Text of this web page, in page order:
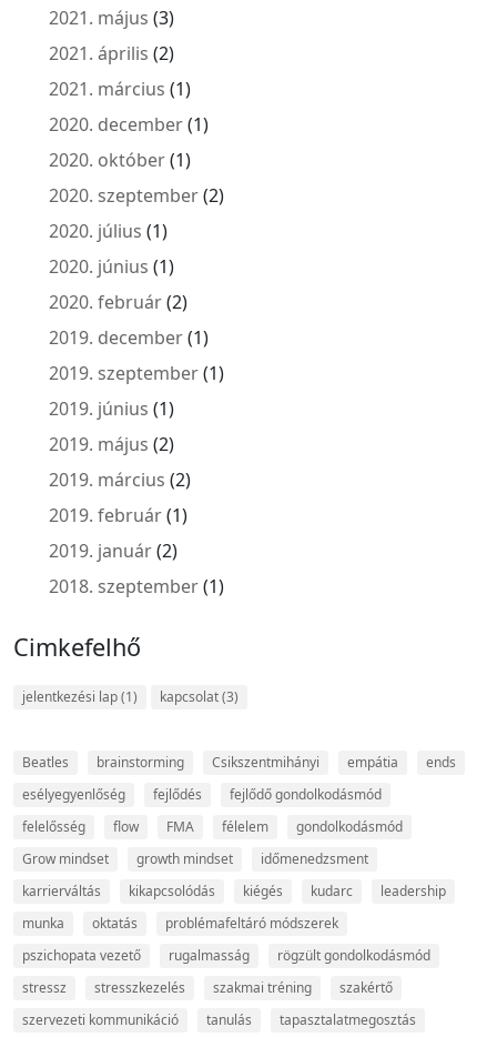
2021. május (3)
2021. április (2)
2021. március (1)
2020. december(1)
2020. október(1)
2020. szeptember(2)
2020. július (1)
2020. június (1)
2020. február(2)
2019. december(1)
2019. szeptember(1)
2019. június (1)
2019. május (2)
2019. március (2)
2019. február(1)
2019. január(2)
2018. szeptember(1)
Cimkefelhő
jelentkezési lap(1) kapcsolat(3)
Beatles brainstorming Csikszentmihányi empátia
ends
esélyegyenlőség
fejlődés
fejlődő gondolkodásmód
felelősség
flow FMA félelem
gondolkodásmód
Grow mindset
growth mindset
időmenedzsment
karrierváltás
kikapcsolódás kiégés kudarc
leadership
munka
oktatás
problémafeltáró módszerek
pszichopata vezető
rugalmasság
rögzült gondolkodásmód
stressz
stresszkezelés szakmai tréning
szakértő
szervezeti kommunikáció
tanulás tapasztalatmegosztás